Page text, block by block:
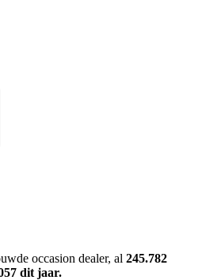
occasion dealer, al 245.782
dit jaar.